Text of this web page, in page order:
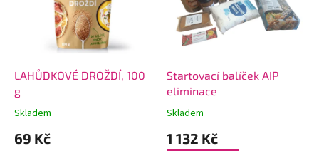
LAHŮDKOVÉ DROŽDÍ, 100
g
Skladem
69 Kč
Startovací balíček AIP
eliminace
Skladem
1 132 Kč